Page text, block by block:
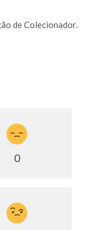
de Colecionador.
0